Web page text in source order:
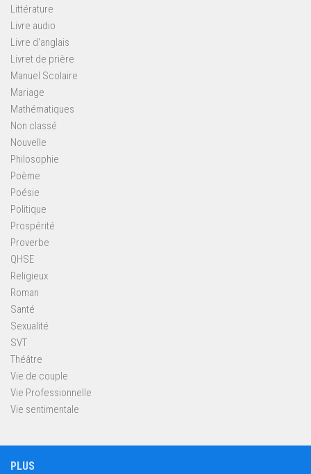
Littérature
Livre audio
Livre d'anglais
Livret de prière
Manuel Scolaire
Mariage
Mathématiques
Non classé
Nouvelle
Philosophie
Poème
Poésie
Politique
Prospérité
Proverbe
QHSE
Religieux
Roman
Santé
Sexualité
SVT
Théâtre
Vie de couple
Vie Professionnelle
Vie sentimentale
PLUS